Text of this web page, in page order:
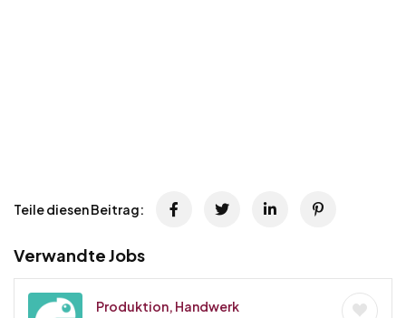
Teile diesen Beitrag:
Verwandte Jobs
Produktion, Handwerk